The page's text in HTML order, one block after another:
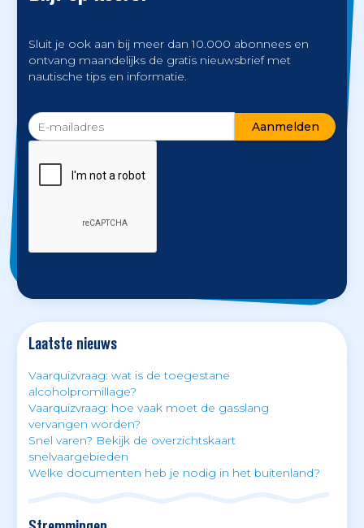
Sluit je ook aan bij meer dan 10.000 abonnees en
ontvang maandelijks de gratis nieuwsbrief met
nautische tips en informatie.
Laatste nieuws
Vaarquizvraag: wat is de toegestane
alcoholpromillage?
Vaarquizvraag: hoe vaak moet de gasslang
vervangen worden?
Snel varen? Bekijk de overzichtskaart
snelvaargebieden
Welke documenten heb je nodig in het buitenland?